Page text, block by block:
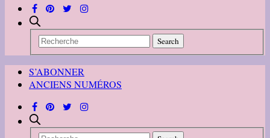
S’ABONNER
ANCIENS NUMÉROS